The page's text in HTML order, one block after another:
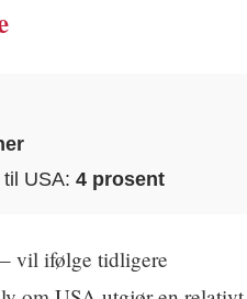
til USA:4 prosent
vil ifølge tidligere